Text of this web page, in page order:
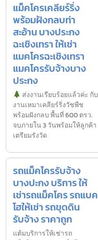
แม็คโครเคลียร์ริ่ง
พร้อมฝังกลบท่า
สะอ้าน บางประกง
ฉะเชิงเทรา ให้เช่า
แมคโครฉะเชิงเทรา
แมคโครรับจ้างบาง
ประกง
ส่งงานเรียบร้อยแล้วค่ะ กับ
งานเหมาเคลียร์ริ่งวัชพืช
พร้อมฝังกลบ พื้นที่ 600 ตรว.
จบภายใน 3 วันพร้อมให้ลูกค้า
เตรียมรังวัด
รถแม็คโครรับจ้าง
บางปะกง บริการ ให้
เช่ารถแม็คโคร รถแบค
โฮให้เช่า รถขุดดิน
รับจ้าง ราคาถูก
แต้มบริการให้เช่ารถ